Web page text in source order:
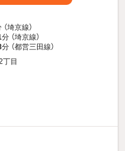
（埼京線）
分 （埼京線）
分 （都営三田線）
丁目